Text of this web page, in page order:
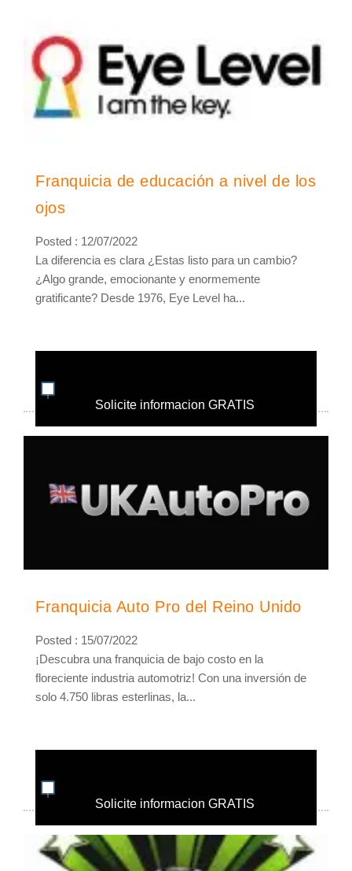
Franquicia de educación a nivel de los
ojos
Posted : 12/07/2022
La diferencia es clara ¿Estas listo para un cambio?
¿Algo grande, emocionante y enormemente
gratificante? Desde 1976, Eye Level ha...
Solicite informacion GRATIS
Franquicia Auto Pro del Reino Unido
Posted : 15/07/2022
¡Descubra una franquicia de bajo costo en la
floreciente industria automotriz! Con una inversión de
solo 4.750 libras esterlinas, la...
Solicite informacion GRATIS